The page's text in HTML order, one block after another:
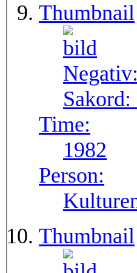
Thumbnail
Negativ:
Sakord:
Time:
1982
Person:
Thumbnail